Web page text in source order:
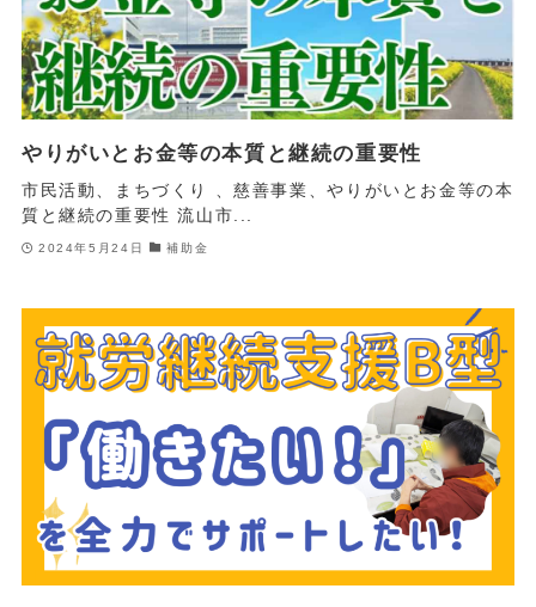
やりがいとお金等の本質と継続の重要性
市民活動、まちづくり 、慈善事業、やりがいとお金等の本
質と継続の重要性 流山市...
2024年5月24日 補助金